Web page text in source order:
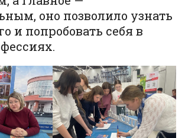
оно позволило узнать
и попробовать себя в